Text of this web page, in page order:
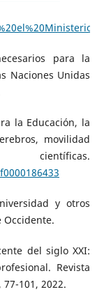
para la
Naciones Unidas
la Educación, la
movilidad
y otros
Occidente.
del siglo XXI:
Revista
101, 2022.